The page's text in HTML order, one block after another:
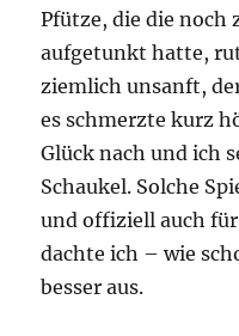
Pfütze, die die noch
aufgetunkt hatte,
ziemlich unsanft,
es schmerzte kurz
Glück nach und ich
Schaukel. Solche
und offiziell auch für
dachte ich – wie
besser aus.